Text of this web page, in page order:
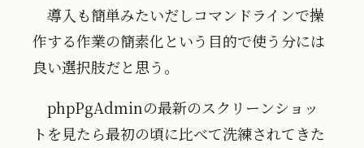
導入も簡単みたいだしコマンドラインで操
作する作業の簡素化という目的で使う分には
良い選択肢だと思う。
phpPgAdminの最新のスクリーンショッ
トを見たら最初の頃に比べて洗練されてきた